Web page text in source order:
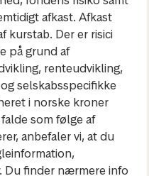
afkast. Afkast
kurstab. Der er risici
på grund af
renteudvikling,
selskabsspecifikke
i norske kroner
som følge af
anbefaler vi, at du
Du finder nærmere info